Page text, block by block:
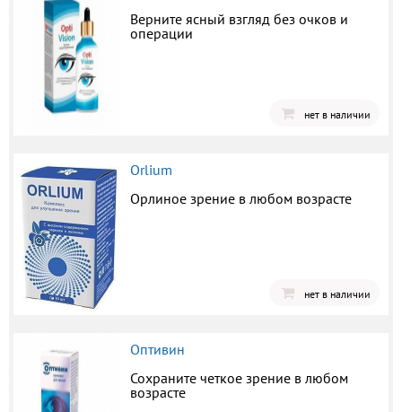
Верните ясный взгляд без очков и
операции
нет в наличии
Orlium
Орлиное зрение в любом возрасте
нет в наличии
Оптивин
Сохраните четкое зрение в любом
возрасте